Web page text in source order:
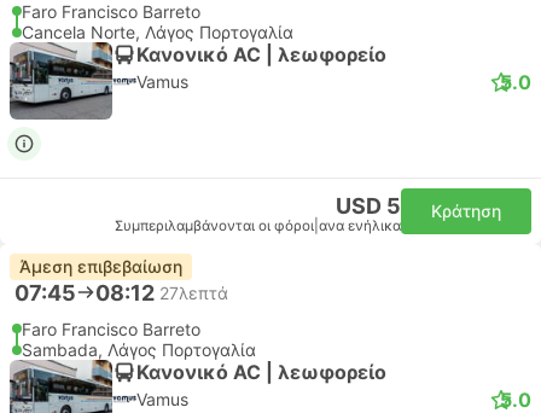
Faro Francisco Barreto
Cancela Norte, Λάγος Πορτογαλία
Κανονικό AC | λεωφορείο
Vamus 5.0
USD 5
Συμπεριλαμβάνονται οι φόροι ανα ενήλικα
Κράτηση
Άμεση επιβεβαίωση
07:45 08:12 27λεπτά
Faro Francisco Barreto
Sambada, Λάγος Πορτογαλία
Κανονικό AC | λεωφορείο
Vamus 5.0